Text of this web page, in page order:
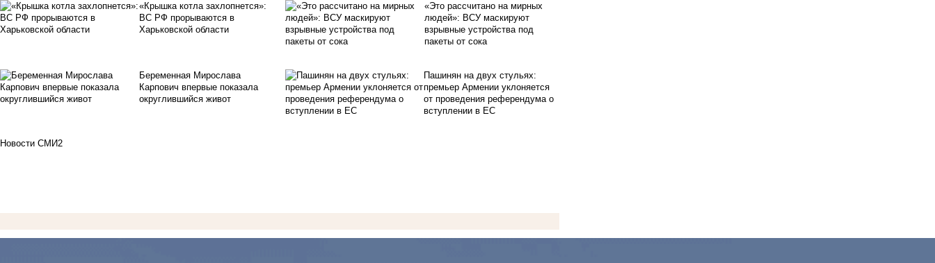
«Крышка котла захлопнется»:
ВС РФ прорываются в
Харьковской области
«Это рассчитано на мирных
людей»: ВСУ маскируют
взрывные устройства под
пакеты от сока
Беременная Мирослава
Карпович впервые показала
округлившийся живот
Пашинян на двух стульях:
премьер Армении уклоняется
от проведения референдума о
вступлении в ЕС
Новости СМИ2